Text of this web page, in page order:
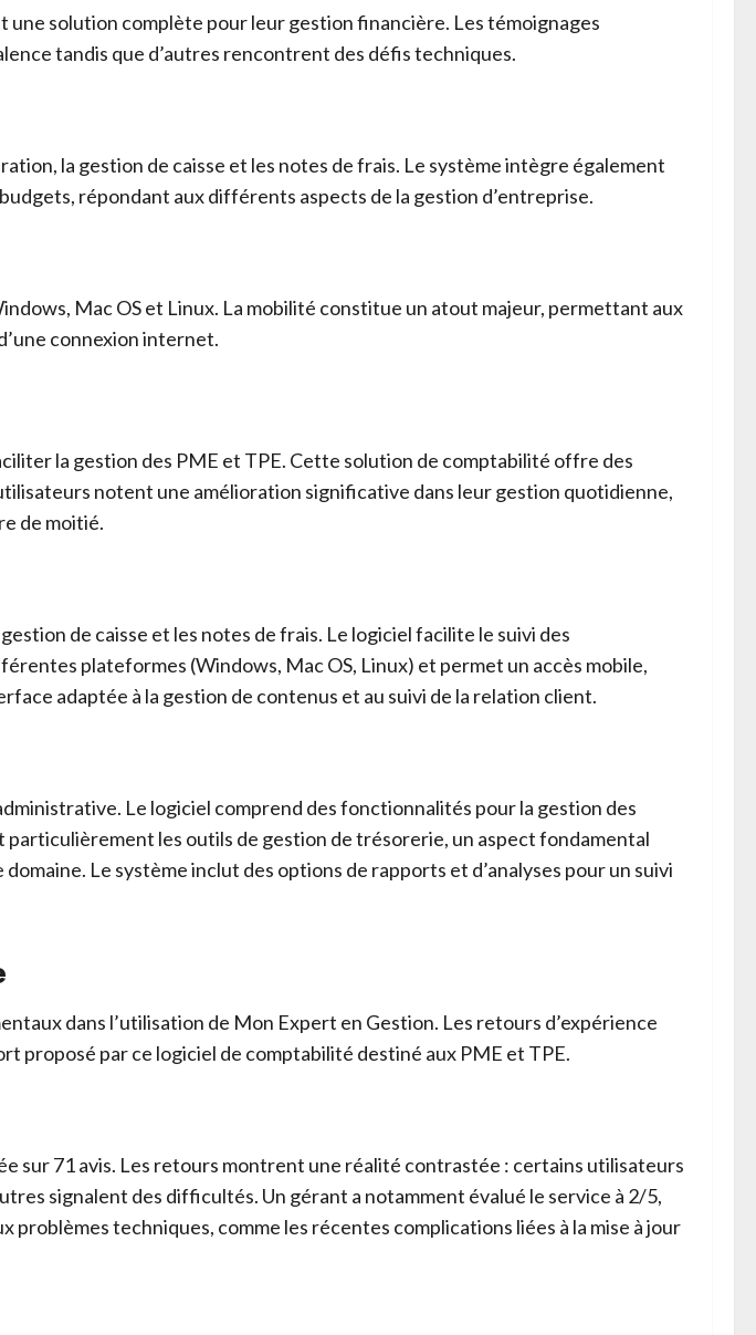
solution complète pour leur gestion financière. Les témoignages
tandis que d’autres rencontrent des défis techniques.
la gestion de caisse et les notes de frais. Le système intègre également
répondant aux différents aspects de la gestion d’entreprise.
Mac OS et Linux. La mobilité constitue un atout majeur, permettant aux
connexion internet.
la gestion des PME et TPE. Cette solution de comptabilité offre des
notent une amélioration significative dans leur gestion quotidienne,
de moitié.
de caisse et les notes de frais. Le logiciel facilite le suivi des
plateformes (Windows, Mac OS, Linux) et permet un accès mobile,
adaptée à la gestion de contenus et au suivi de la relation client.
Le logiciel comprend des fonctionnalités pour la gestion des
les outils de gestion de trésorerie, un aspect fondamental
Le système inclut des options de rapports et d’analyses pour un suivi
dans l’utilisation de Mon Expert en Gestion. Les retours d’expérience
proposé par ce logiciel de comptabilité destiné aux PME et TPE.
sur 71 avis. Les retours montrent une réalité contrastée : certains utilisateurs
signalent des difficultés. Un gérant a notamment évalué le service à 2/5,
techniques, comme les récentes complications liées à la mise à jour